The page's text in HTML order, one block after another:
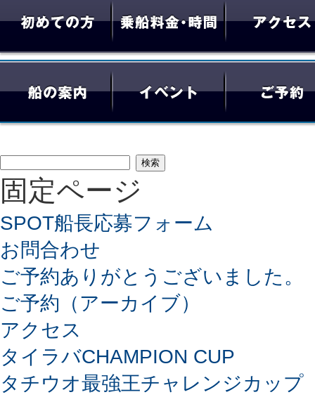
検
索:
固定ページ
SPOT船長応募フォーム
お問合わせ
ご予約ありがとうございました。
ご予約（アーカイブ）
アクセス
タイラバCHAMPION CUP
タチウオ最強王チャレンジカップ